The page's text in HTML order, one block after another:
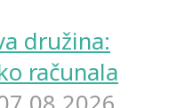
družina:
računala